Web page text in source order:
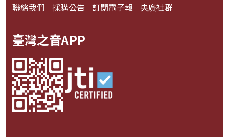
聯絡我們 採購公告 訂閱電子報 央廣社群
臺灣之音APP